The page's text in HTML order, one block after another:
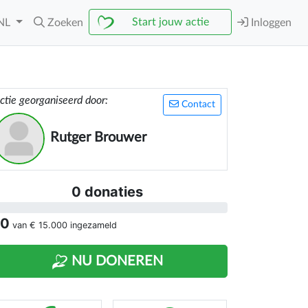
Zoeken Start jouw actie Inloggen
Contact
georganiseerd door:
Rutger Brouwer
0 donaties
van € 15.000 ingezameld
NU DONEREN